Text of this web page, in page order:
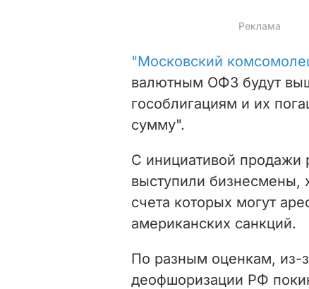
"Московский
валютным ОФЗ будут
гособлигациям и их
сумму".
С инициативой
выступили бизнесмены,
счета которых могут
американских санкций.
По разным оценкам, из-
деофшоризации РФ